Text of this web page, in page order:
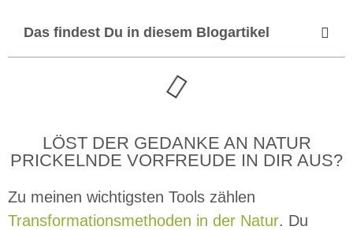
Das findest Du in diesem Blogartikel
LÖST DER GEDANKE AN NATUR
PRICKELNDE VORFREUDE IN DIR AUS?
Zu meinen wichtigsten Tools zählen
Transformationsmethoden in der Natur. Du